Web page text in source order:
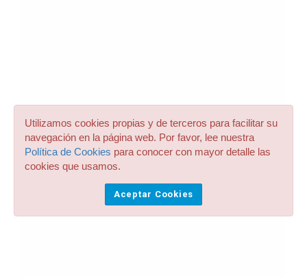
Utilizamos cookies propias y de terceros para facilitar su
navegación en la página web. Por favor, lee nuestra
Política de Cookies para conocer con mayor detalle las
cookies que usamos.
Aceptar Cookies